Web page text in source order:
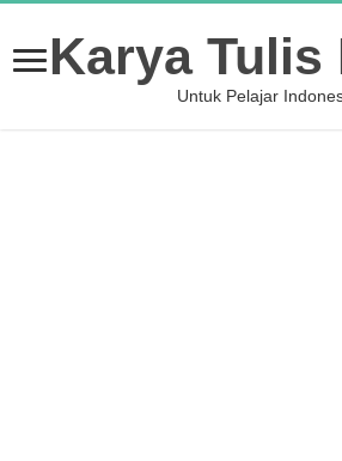
Karya Tulis
Untuk Pelajar